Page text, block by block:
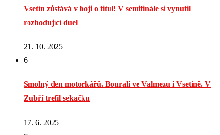
Vsetín zůstává v boji o titul! V semifinále si vynutil
rozhodující duel
21. 10. 2025
6
Smolný den motorkářů. Bourali ve Valmezu i Vsetíně. V
Zubří trefil sekačku
17. 6. 2025